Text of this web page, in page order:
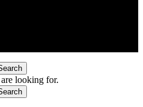
looking for.